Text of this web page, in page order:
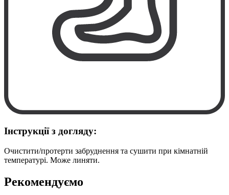
Інструкції з догляду:
Очистити/протерти забруднення та сушити при кімнатній
температурі. Може линяти.
Рекомендуємо